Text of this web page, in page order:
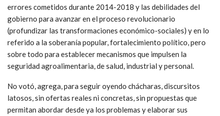
errores cometidos durante 2014-2018 y las debilidades del
gobierno para avanzar en el proceso revolucionario
(profundizar las transformaciones económico-sociales) y en lo
referido a la soberanía popular, fortalecimiento político, pero
sobre todo para establecer mecanismos que impulsen la
seguridad agroalimentaria, de salud, industrial y personal.
No votó, agrega, para seguir oyendo chácharas, discursitos
latosos, sin ofertas reales ni concretas, sin propuestas que
permitan abordar desde ya los problemas y elaborar sus